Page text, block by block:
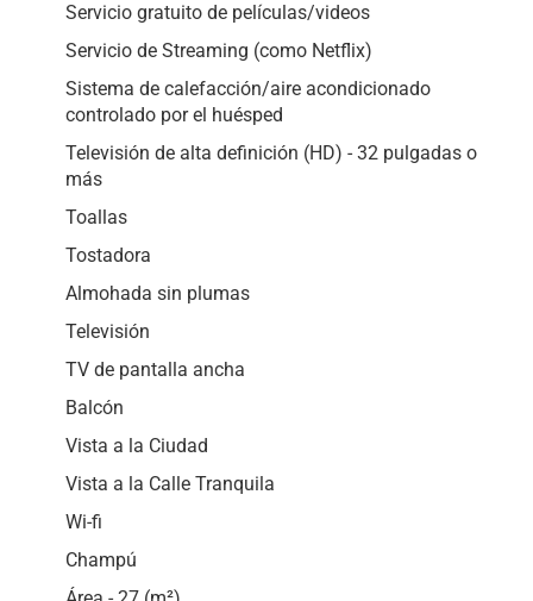
Servicio gratuito de películas/videos
Servicio de Streaming (como Netflix)
Sistema de calefacción/aire acondicionado
controlado por el huésped
Televisión de alta definición (HD) - 32 pulgadas o
más
Toallas
Tostadora
Almohada sin plumas
Televisión
TV de pantalla ancha
Balcón
Vista a la Ciudad
Vista a la Calle Tranquila
Wi-fi
Champú